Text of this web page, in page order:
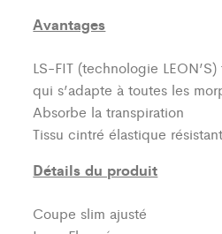
Avantages
LS-FIT (technologie LEON’S)
qui s’adapte à toutes les
Absorbe la transpiration
Tissu cintré élastique résistant
Détails du produit
Coupe slim ajusté